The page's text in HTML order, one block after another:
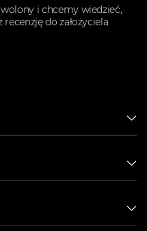
i chcemy wiedzieć,
recenzję do założyciela